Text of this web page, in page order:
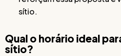
sítio.
Qual o horário ideal
sítio?